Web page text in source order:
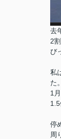
去
2
び
私
た
1
停
周